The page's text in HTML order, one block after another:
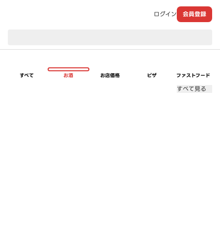
ログイン 会員登録
すべて お酒 お店価格 ピザ ファストフード
すべて見る